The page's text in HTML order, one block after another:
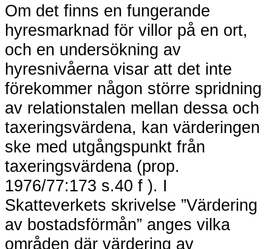
Om det finns en fungerande
hyresmarknad för villor på en ort,
och en undersökning av
hyresnivåerna visar att det inte
förekommer någon större spridning
av relationstalen mellan dessa och
taxeringsvärdena, kan värderingen
ske med utgångspunkt från
taxeringsvärdena (prop.
1976/77:173 s.40 f ). I
Skatteverkets skrivelse ”Värdering
av bostadsförmån” anges vilka
områden där värdering av